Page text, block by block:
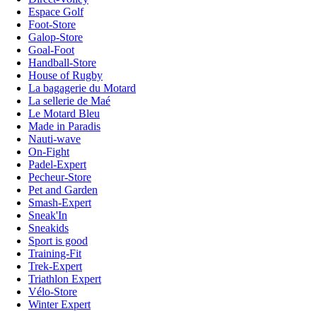
Espace Golf
Foot-Store
Galop-Store
Goal-Foot
Handball-Store
House of Rugby
La bagagerie du Motard
La sellerie de Maé
Le Motard Bleu
Made in Paradis
Nauti-wave
On-Fight
Padel-Expert
Pecheur-Store
Pet and Garden
Smash-Expert
Sneak'In
Sneakids
Sport is good
Training-Fit
Trek-Expert
Triathlon Expert
Vélo-Store
Winter Expert